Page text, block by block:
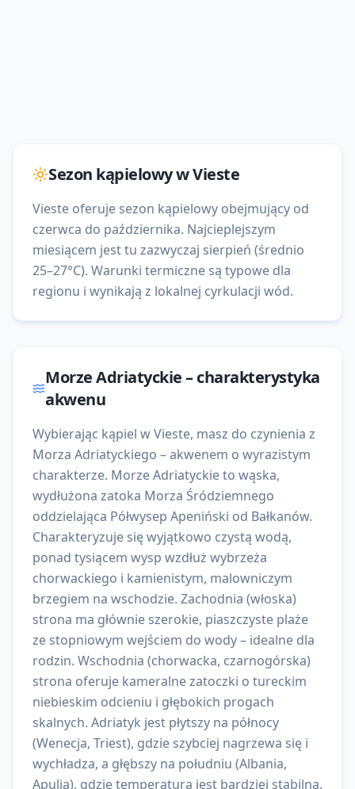
Sezon kąpielowy wVieste
Vieste oferuje sezon kąpielowy obejmujący od
czerwca do października. Najcieplejszym
miesiącem jest tu zazwyczaj sierpień (średnio
25–27°C). Warunki termiczne są typowe dla
regionu i wynikają z lokalnej cyrkulacji wód.
Morze Adriatyckie– charakterystyka
akwenu
Wybierając kąpiel w Vieste, masz do czynienia z
Morza Adriatyckiego – akwenem o wyrazistym
charakterze. Morze Adriatyckie to wąska,
wydłużona zatoka Morza Śródziemnego
oddzielająca Półwysep Apeniński od Bałkanów.
Charakteryzuje się wyjątkowo czystą wodą,
ponad tysiącem wysp wzdłuż wybrzeża
chorwackiego i kamienistym, malowniczym
brzegiem na wschodzie. Zachodnia (włoska)
strona ma głównie szerokie, piaszczyste plaże
ze stopniowym wejściem do wody – idealne dla
rodzin. Wschodnia (chorwacka, czarnogórska)
strona oferuje kameralne zatoczki o tureckim
niebieskim odcieniu i głębokich progach
skalnych. Adriatyk jest płytszy na północy
(Wenecja, Triest), gdzie szybciej nagrzewa się i
wychładza, a głębszy na południu (Albania,
Apulia), gdzie temperatura jest bardziej stabilna.